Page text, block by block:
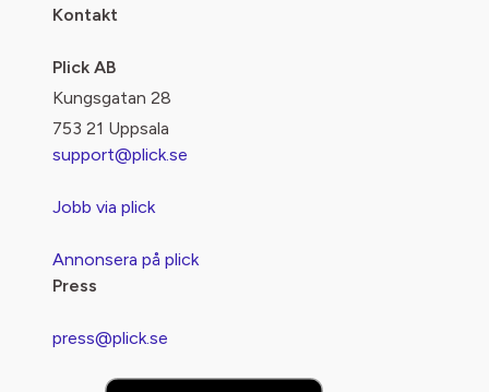
Kontakt
Plick AB
Kungsgatan 28
753 21 Uppsala
support@plick.se
Jobb via plick
Annonsera på plick
Press
press@plick.se